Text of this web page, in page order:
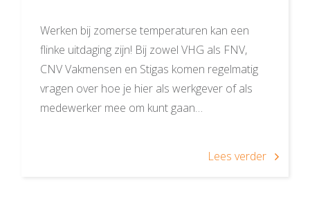
Werken bij zomerse temperaturen kan een
flinke uitdaging zijn! Bij zowel VHG als FNV,
CNV Vakmensen en Stigas komen regelmatig
vragen over hoe je hier als werkgever of als
medewerker mee om kunt gaan…
Lees verder